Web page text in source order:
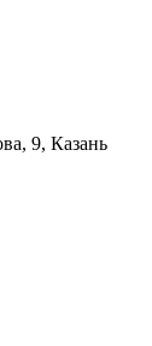
9, Казань